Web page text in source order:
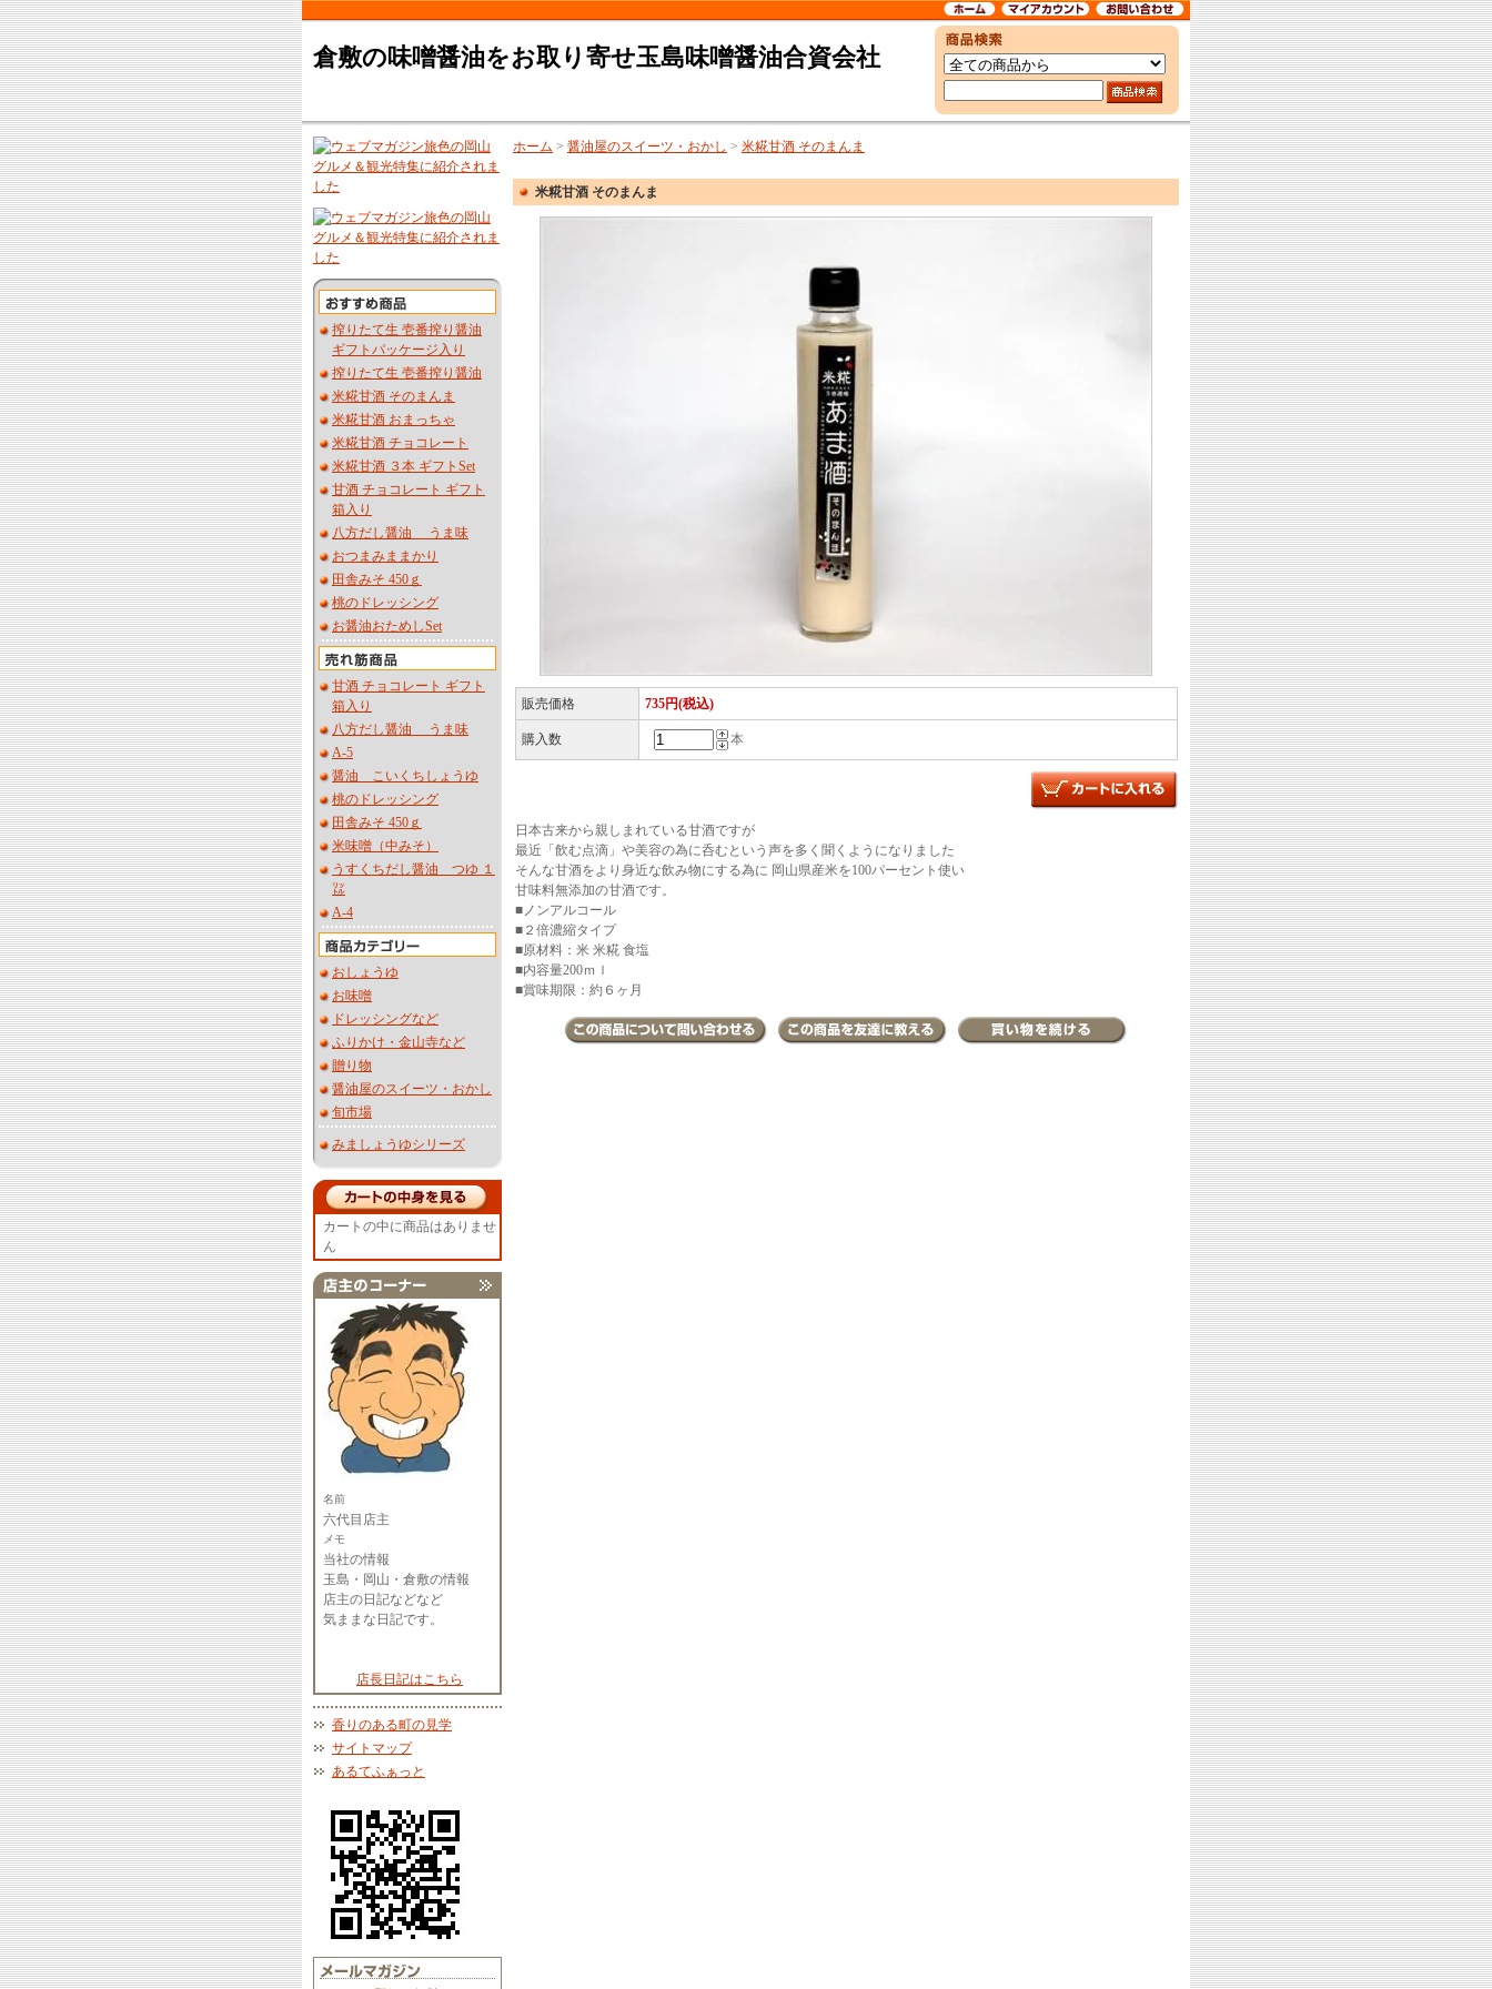
倉敷の味噌醤油をお取り寄せ玉島味噌醤油合資会社
搾りたて生 壱番搾り醤油
ギフトパッケージ入り
搾りたて生 壱番搾り醤油
米糀甘酒 そのまんま
米糀甘酒 おまっちゃ
米糀甘酒 チョコレート
米糀甘酒 ３本 ギフトSet
甘酒 チョコレート ギフト
箱入り
八方だし醤油 うま味
おつまみままかり
田舎みそ 450ｇ
桃のドレッシング
お醤油おためしSet
甘酒 チョコレート ギフト
箱入り
八方だし醤油 うま味
A-5
醤油 こいくちしょうゆ
桃のドレッシング
田舎みそ 450ｇ
米味噌（中みそ）
うすくちだし醤油 つゆ １
㍑
A-4
おしょうゆ
お味噌
ドレッシングなど
ふりかけ・金山寺など
贈り物
醤油屋のスイーツ・おかし
旬市場
みましょうゆシリーズ
カートの中に商品はありませ
ん
名前
六代目店主
メモ
当社の情報
玉島・岡山・倉敷の情報
店主の日記などなど
気ままな日記です。
店長日記はこちら
香りのある町の見学
サイトマップ
あるてふぁっと
ホーム > 醤油屋のスイーツ・おかし > 米糀甘酒 そのまんま
米糀甘酒 そのまんま
販売価格 735円(税込)
購入数 本
日本古来から親しまれている甘酒ですが
最近「飲む点滴」や美容の為に呑むという声を多く聞くようになりました
そんな甘酒をより身近な飲み物にする為に 岡山県産米を100パーセント使い
甘味料無添加の甘酒です。
■ノンアルコール
■２倍濃縮タイプ
■原材料：米 米糀 食塩
■内容量200ｍｌ
■賞味期限：約６ヶ月